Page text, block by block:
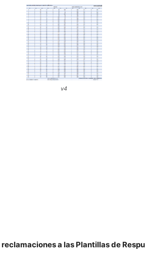
v4
reclamaciones a las Plantillas de